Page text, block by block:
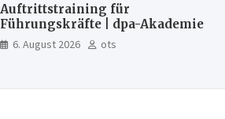
Auftrittstraining für
Führungskräfte | dpa-Akademie
6. August 2026 ots